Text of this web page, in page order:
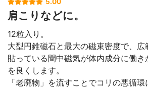
5.00
肩こりなどに。
12粒入り。
大型円錐磁石と最大の磁束密度で、広
貼っている間中磁気が体内成分に働
を良くします。
「老廃物」を流すことでコリの悪循